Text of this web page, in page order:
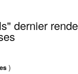
dernier
)